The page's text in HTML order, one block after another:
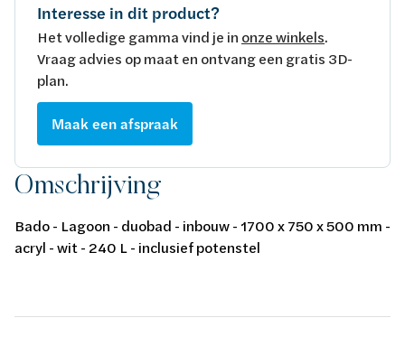
Interesse in dit product?
Het volledige gamma vind je in onze winkels.
Vraag advies op maat en ontvang een gratis 3D-
plan.
Maak een afspraak
Omschrijving
Bado - Lagoon - duobad - inbouw - 1700 x 750 x 500 mm -
acryl - wit - 240 L - inclusief potenstel